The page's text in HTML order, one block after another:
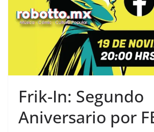
Frik-In: Segundo
Aniversario por